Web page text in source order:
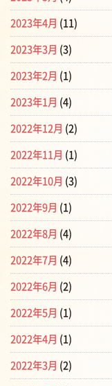
2023年4月 (11)
2023年3月 (3)
2023年2月 (1)
2023年1月 (4)
2022年12月 (2)
2022年11月 (1)
2022年10月 (3)
2022年9月 (1)
2022年8月 (4)
2022年7月 (4)
2022年6月 (2)
2022年5月 (1)
2022年4月 (1)
2022年3月 (2)